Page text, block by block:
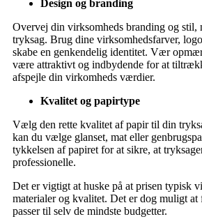
Design og branding
Overvej din virksomheds branding og stil,
tryksag. Brug dine virksomhedsfarver,
skabe en genkendelig identitet. Vær
være attraktivt og indbydende for at
afspejle din virkomheds værdier.
Kvalitet og papirtype
Vælg den rette kvalitet af papir til din
kan du vælge glanset, mat eller
tykkelsen af papiret for at sikre, at
professionelle.
Det er vigtigt at huske på at prisen typisk
materialer og kvalitet. Det er dog muligt
passer til selv de mindste budgetter.